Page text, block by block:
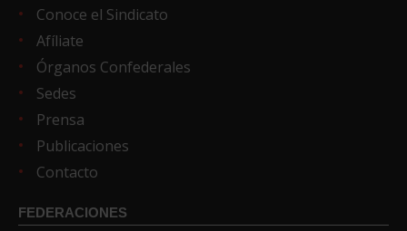
Conoce el Sindicato
Afíliate
Órganos Confederales
Sedes
Prensa
Publicaciones
Contacto
FEDERACIONES